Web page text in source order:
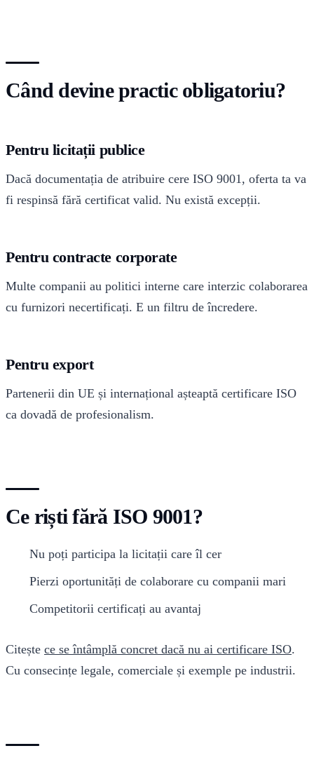
Când devine practic obligatoriu?
Pentru licitații publice
Dacă documentația de atribuire cere ISO 9001, oferta ta va
fi respinsă fără certificat valid. Nu există excepții.
Pentru contracte corporate
Multe companii au politici interne care interzic colaborarea
cu furnizori necertificați. E un filtru de încredere.
Pentru export
Partenerii din UE și internațional așteaptă certificare ISO
ca dovadă de profesionalism.
Ce riști fără ISO 9001?
Nu poți participa la licitații care îl cer
Pierzi oportunități de colaborare cu companii mari
Competitorii certificați au avantaj
Citește ce se întâmplă concret dacă nu ai certificare ISO.
Cu consecințe legale, comerciale și exemple pe industrii.